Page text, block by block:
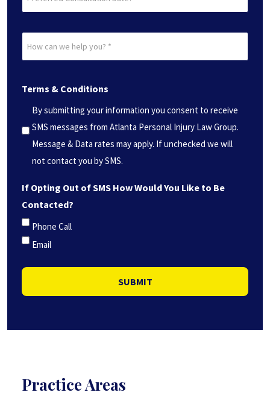
Consultation
(Required)
can
help
you?
*
(Required)
Terms & Conditions
By submitting your information you consent to receive
SMS messages from Atlanta Personal Injury Law Group.
Message & Data rates may apply. If unchecked we will
not contact you by SMS.
If Opting Out of SMS How Would You Like to Be
Contacted?
Phone Call
Email
SUBMIT
Practice Areas